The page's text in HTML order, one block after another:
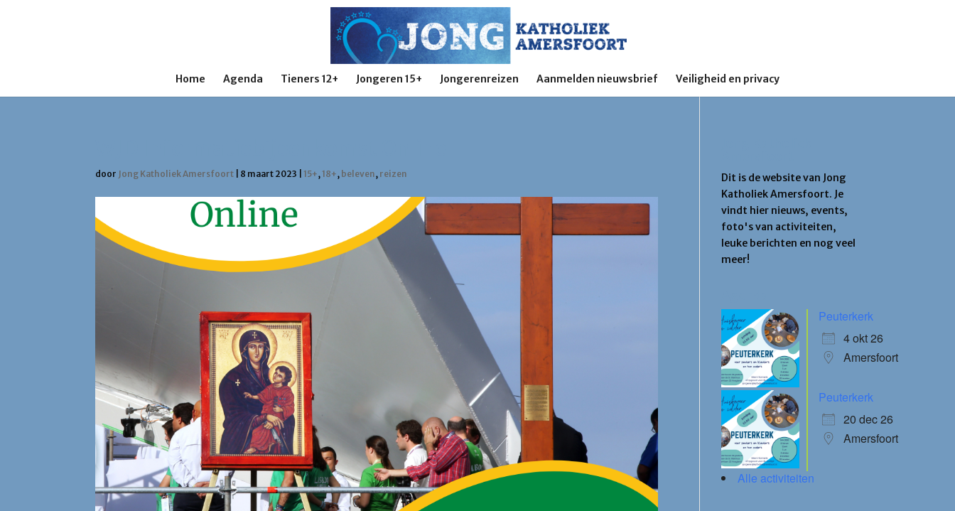
Home Agenda Tieners 12+ Jongeren 15+ Jongerenreizen Aanmelden nieuwsbrief Veiligheid en privacy
door Jong Katholiek Amersfoort 8 maart 2023 |15+,18+, beleven, reizen
Dit is de website van Jong
Katholiek Amersfoort. Je
vindt hier nieuws, events,
foto's van activiteiten,
leuke berichten en nog veel
meer!
Peuterkerk
4 okt 26
Amersfoort
Peuterkerk
20 dec 26
Amersfoort
Alle activiteiten